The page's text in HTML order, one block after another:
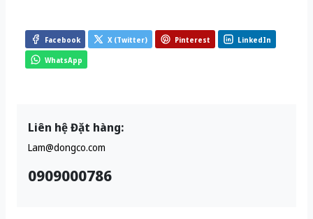
Facebook X (Twitter) Pinterest LinkedIn
WhatsApp
Liên hệ Đặt hàng:
Lam@dongco.com
0909000786